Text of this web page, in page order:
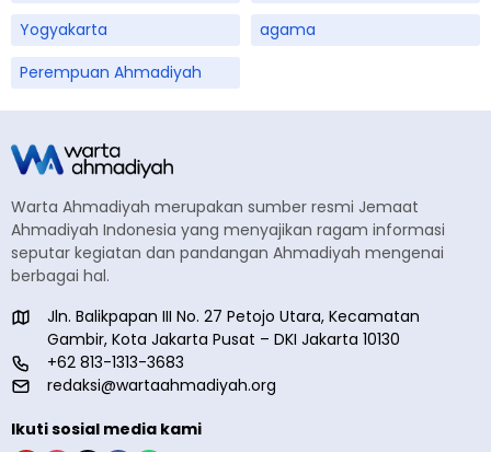
Yogyakarta
agama
Perempuan Ahmadiyah
Warta Ahmadiyah merupakan sumber resmi Jemaat
Ahmadiyah Indonesia yang menyajikan ragam informasi
seputar kegiatan dan pandangan Ahmadiyah mengenai
berbagai hal.
Jln. Balikpapan III No. 27 Petojo Utara, Kecamatan
Gambir, Kota Jakarta Pusat – DKI Jakarta 10130
+62 813-1313-3683
redaksi@wartaahmadiyah.org
Ikuti sosial media kami